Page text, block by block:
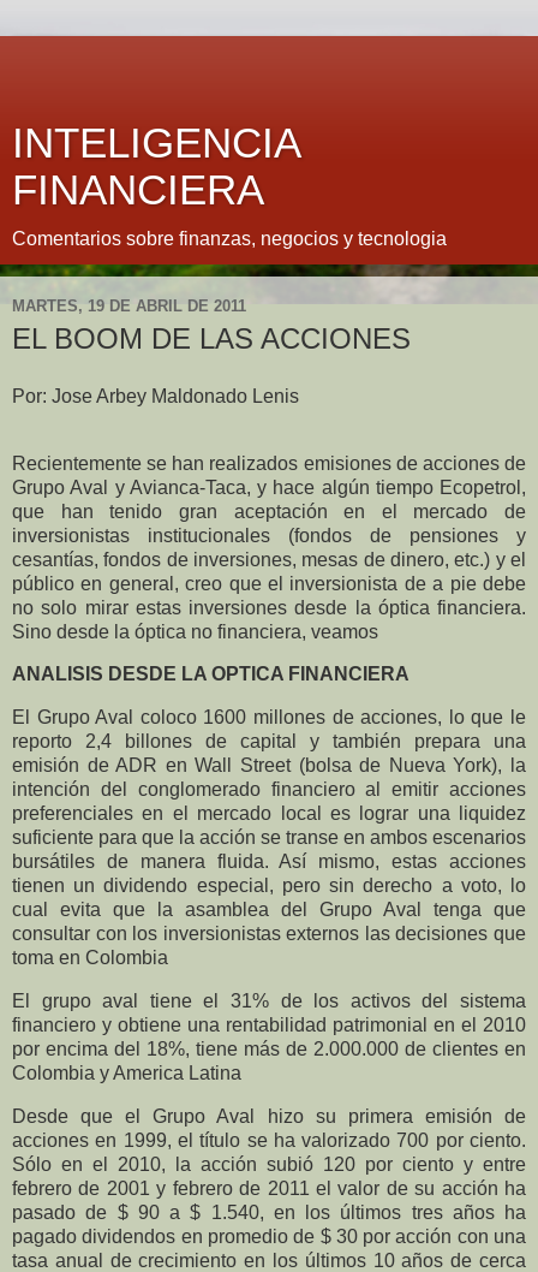
INTELIGENCIA
FINANCIERA
Comentarios sobre finanzas, negocios y tecnologia
MARTES, 19 DE ABRIL DE 2011
EL BOOM DE LAS ACCIONES
Por: Jose Arbey Maldonado Lenis
Recientemente se han realizados emisiones de acciones de
Grupo Aval y Avianca-Taca, y hace algún tiempo Ecopetrol,
que han tenido gran aceptación en el mercado de
inversionistas institucionales (fondos de pensiones y
cesantías, fondos de inversiones, mesas de dinero, etc.) y el
público en general, creo que el inversionista de a pie debe
no solo mirar estas inversiones desde la óptica financiera.
Sino desde la óptica no financiera, veamos
ANALISIS DESDE LA OPTICA FINANCIERA
El Grupo Aval coloco 1600 millones de acciones, lo que le
reporto 2,4 billones de capital y también prepara una
emisión de ADR en Wall Street (bolsa de Nueva York), la
intención del conglomerado financiero al emitir acciones
preferenciales en el mercado local es lograr una liquidez
suficiente para que la acción se transe en ambos escenarios
bursátiles de manera fluida. Así mismo, estas acciones
tienen un dividendo especial, pero sin derecho a voto, lo
cual evita que la asamblea del Grupo Aval tenga que
consultar con los inversionistas externos las decisiones que
toma en Colombia
El grupo aval tiene el 31% de los activos del sistema
financiero y obtiene una rentabilidad patrimonial en el 2010
por encima del 18%, tiene más de 2.000.000 de clientes en
Colombia y America Latina
Desde que el Grupo Aval hizo su primera emisión de
acciones en 1999, el título se ha valorizado 700 por ciento.
Sólo en el 2010, la acción subió 120 por ciento y entre
febrero de 2001 y febrero de 2011 el valor de su acción ha
pasado de $ 90 a $ 1.540, en los últimos tres años ha
pagado dividendos en promedio de $ 30 por acción con una
tasa anual de crecimiento en los últimos 10 años de cerca